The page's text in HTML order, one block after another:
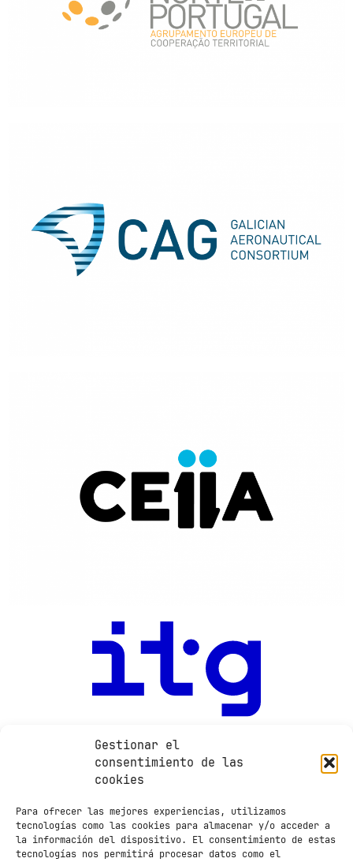
Gestionar el
consentimiento de las
cookies
Para ofrecer las mejores experiencias, utilizamos
tecnologías como las cookies para almacenar y/o acceder a
la información del dispositivo. El consentimiento de estas
tecnologías nos permitirá procesar datos como el